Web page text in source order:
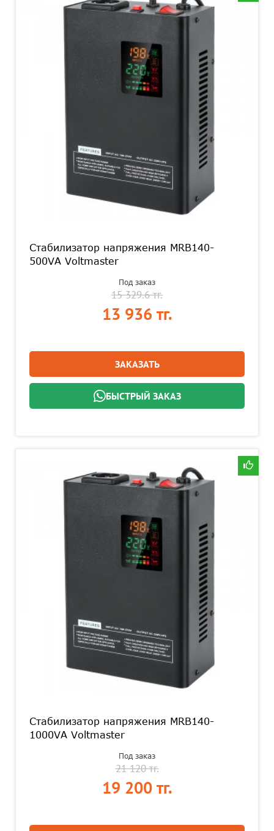
Стабилизатор напряжения MRB140-
500VA Voltmaster
Под заказ
15 329.6 тг.
13 936 тг.
ЗАКАЗАТЬ
БЫСТРЫЙ ЗАКАЗ
Стабилизатор напряжения MRB140-
1000VA Voltmaster
Под заказ
21 120 тг.
19 200 тг.